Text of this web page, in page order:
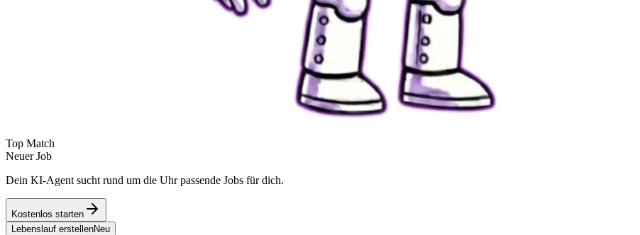
Top Match
Neuer Job
Dein KI-Agent sucht rund um die Uhr passende Jobs für dich.
Kostenlos starten
Lebenslauf erstellenNeu